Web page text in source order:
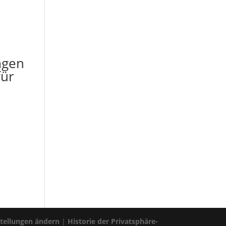
ändern | Historie der Privatsphäre-